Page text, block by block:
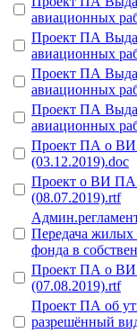
авиационных
Проект ПА
авиационных
Проект ПА
авиационных
Проект ПА
авиационных
Проект ПА о ВИ
(03.12.2019).doc
Проект о ВИ ПА
(08.07.2019).rtf
Передача
фонда в
Проект ПА о ВИ
(07.08.2019).rtf
Проект ПА об
разрешённый